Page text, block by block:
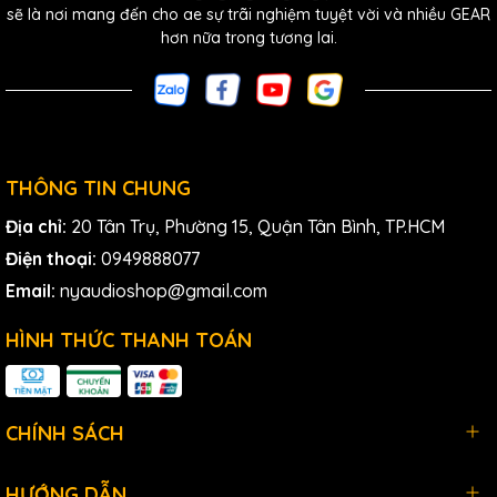
Màn hình OLED với khả năng làm mờ tự động, đèn LED
đồng bộ màu xanh, đèn cảnh báo màu đỏ và nút Escape
Chức năng Auto-Lock tránh thay đổi cài đặt không mong
hình bộ thu).
Chức năng Mute có thể lập trình.
Tăng cường bảo vệ chống ẩm và nước bắn.
Tương thích ngược với các hệ thống evolution G1, G2 và G3
sẽ là nơi mang đến cho ae sự trãi nghiệm tuyệt vời và nhiều GEAR
hơn nữa trong tương lai.
THÔNG TIN CHUNG
Địa chỉ: 20 Tân Trụ, Phường 15, Quận Tân Bình, TP.HCM
Điện thoại: 0949888077
Email: nyaudioshop@gmail.com
HÌNH THỨC THANH TOÁN
CHÍNH SÁCH